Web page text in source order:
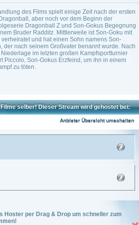
des Films spielt einige Zeit nach der ersten
aber noch vor dem Beginn der
Dragonball Z und Son-Gokus Begegnung
Bruder Radditz. Mittlerweile ist Son-Goku mit
und hat einen Sohn namens Son-
der nach seinem Großvater benannt wurde. Nach
im letzten großen Kampfsportturnier
Piccolo, Son-Gokus Erzfeind, um ihn in einem
zu töten.
selber! Dieser Stream wird gehostet bei:
Anbieter Übersicht umschalten
Hoster per Drag & Drop um schneller zum